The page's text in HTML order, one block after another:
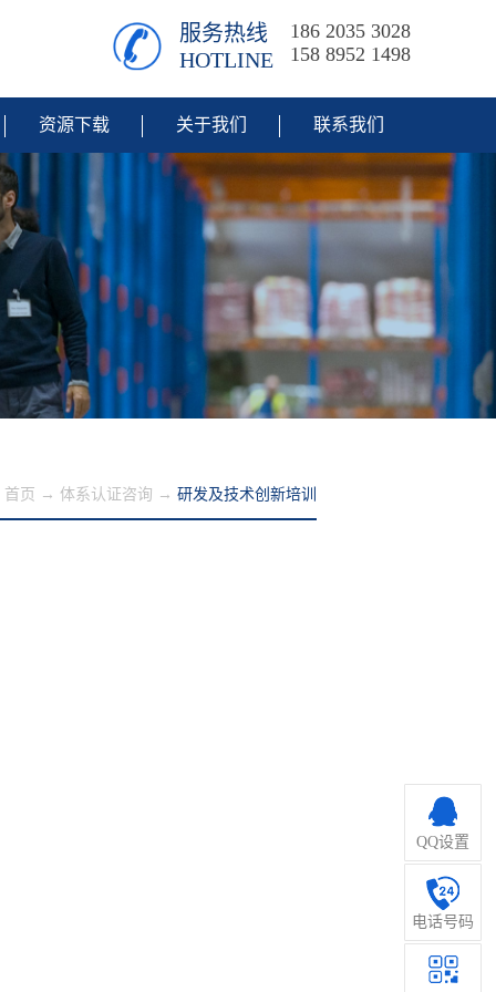
服务热线
HOTLINE
186 2035 3028
158 8952 1498
资源下载 关于我们 联系我们
首页 → 体系认证咨询 → 研发及技术创新培训
QQ设置
电话号码
管理